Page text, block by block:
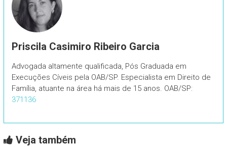
Priscila Casimiro Ribeiro Garcia
Advogada altamente qualificada, Pós Graduada em
Execuções Cíveis pela OAB/SP. Especialista em Direito de
Família, atuante na área há mais de 15 anos. OAB/SP:
371136
Veja também